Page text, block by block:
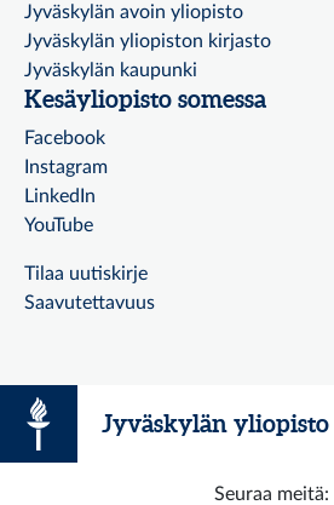
Jyväskylän avoin yliopisto
Jyväskylän yliopiston kirjasto
Jyväskylän kaupunki
Kesäyliopisto somessa
Facebook
Instagram
LinkedIn
YouTube
Tilaa uutiskirje
Saavutettavuus
Jyväskylän yliopisto
Seuraa meitä: